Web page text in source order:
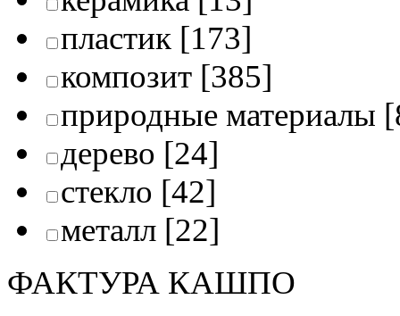
пластик [173]
композит [385]
природные материалы
дерево [24]
стекло [42]
металл [22]
ФАКТУРА КАШПО